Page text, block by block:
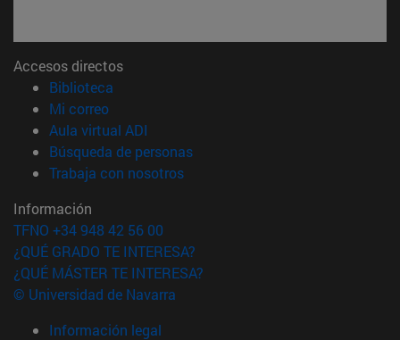
Accesos directos
Biblioteca
Mi correo(abre en nueva ventana)
Aula virtual ADI
Búsqueda de personas(abre en nueva ventana)
Trabaja con nosotros(abre en nueva ventana)
Información
TFNO +34 948 42 56 00
¿QUÉ GRADO TE INTERESA?
¿QUÉ MÁSTER TE INTERESA?
© Universidad de Navarra
Información legal